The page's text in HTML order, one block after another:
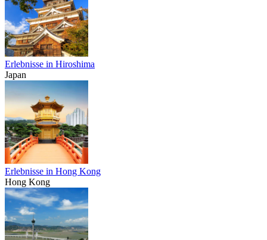
Erlebnisse in Hiroshima
Japan
Erlebnisse in Hong Kong
Hong Kong